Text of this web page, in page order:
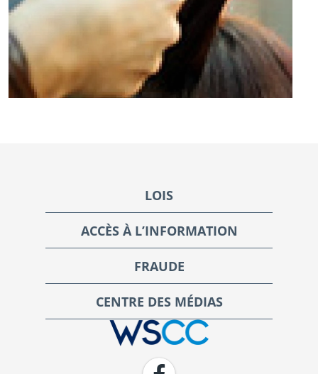
LOIS
ACCÈS À L’INFORMATION
FRAUDE
CENTRE DES MÉDIAS
WSCC | Workers' Safety and Compensation Commission